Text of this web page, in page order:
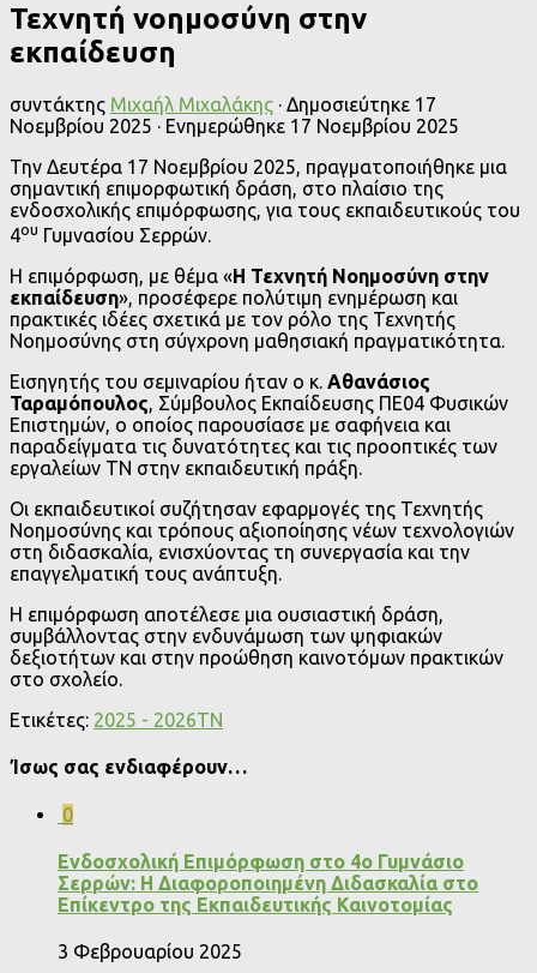
Τεχνητή νοημοσύνη στην
εκπαίδευση
συντάκτης Μιχαήλ Μιχαλάκης · Δημοσιεύτηκε 17
Νοεμβρίου 2025 · Ενημερώθηκε 17 Νοεμβρίου 2025
Την Δευτέρα 17 Νοεμβρίου 2025, πραγματοποιήθηκε μια
σημαντική επιμορφωτική δράση, στο πλαίσιο της
ενδοσχολικής επιμόρφωσης, για τους εκπαιδευτικούς του
4ου Γυμνασίου Σερρών.
Η επιμόρφωση, με θέμα «Η Τεχνητή Νοημοσύνη στην
εκπαίδευση», προσέφερε πολύτιμη ενημέρωση και
πρακτικές ιδέες σχετικά με τον ρόλο της Τεχνητής
Νοημοσύνης στη σύγχρονη μαθησιακή πραγματικότητα.
Εισηγητής του σεμιναρίου ήταν ο κ. Αθανάσιος
Ταραμόπουλος, Σύμβουλος Εκπαίδευσης ΠΕ04 Φυσικών
Επιστημών, ο οποίος παρουσίασε με σαφήνεια και
παραδείγματα τις δυνατότητες και τις προοπτικές των
εργαλείων ΤΝ στην εκπαιδευτική πράξη.
Οι εκπαιδευτικοί συζήτησαν εφαρμογές της Τεχνητής
Νοημοσύνης και τρόπους αξιοποίησης νέων τεχνολογιών
στη διδασκαλία, ενισχύοντας τη συνεργασία και την
επαγγελματική τους ανάπτυξη.
Η επιμόρφωση αποτέλεσε μια ουσιαστική δράση,
συμβάλλοντας στην ενδυνάμωση των ψηφιακών
δεξιοτήτων και στην προώθηση καινοτόμων πρακτικών
στο σχολείο.
Ετικέτες: 2025 - 2026ΤΝ
Ίσως σας ενδιαφέρουν…
0
Ενδοσχολική Επιμόρφωση στο 4ο Γυμνάσιο
Σερρών: Η Διαφοροποιημένη Διδασκαλία στο
Επίκεντρο της Εκπαιδευτικής Καινοτομίας
3 Φεβρουαρίου 2025